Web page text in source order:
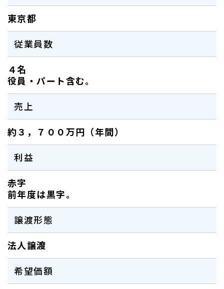
東京都
従業員数
４名
役員・パート含む。
売上
約３，７００万円（年間）
利益
赤字
前年度は黒字。
譲渡形態
法人譲渡
希望価額